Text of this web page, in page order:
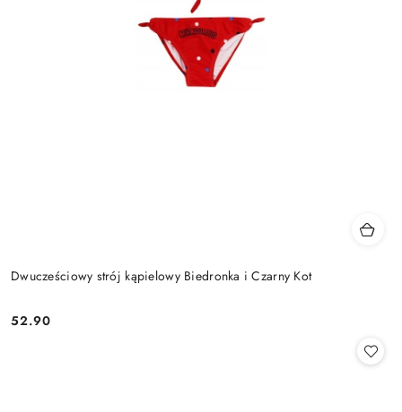
Dwucześciowy strój kąpielowy Biedronka i Czarny Kot
Cena:
52.90